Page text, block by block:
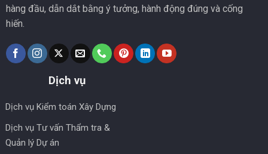
hàng đầu, dẫn dắt bằng ý tưởng, hành động đúng và cống
hiến.
Dịch vụ
Dịch vụ Kiểm toán Xây Dựng
Dịch vụ Tư vấn Thẩm tra &
Quản lý Dự án